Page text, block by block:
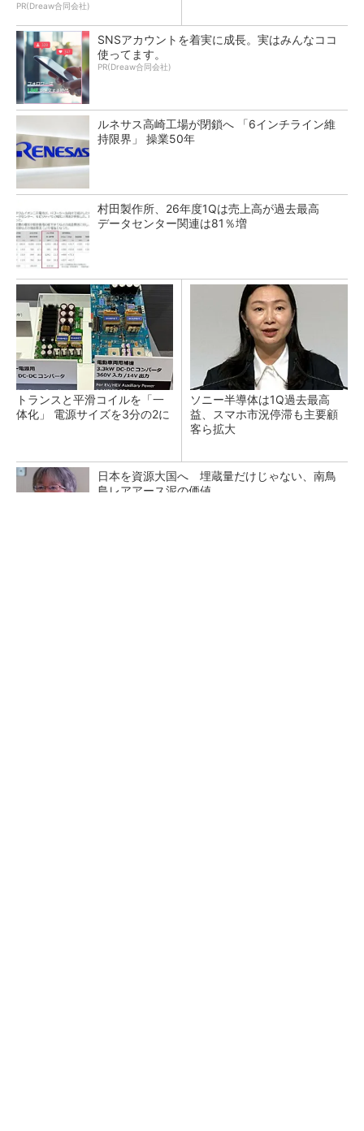
PR(Dreaw合同会社)
SNSアカウントを着実に成長。実はみんなココ
使ってます。
PR(Dreaw合同会社)
ルネサス高崎工場が閉鎖へ 「6インチライン維
持限界」 操業50年
村田製作所、26年度1Qは売上高が過去最高
データセンター関連は81％増
トランスと平滑コイルを「一
体化」 電源サイズを3分の2に
ソニー半導体は1Q過去最高
益、スマホ市況停滞も主要顧
客ら拡大
日本を資源大国へ 埋蔵量だけじゃない、南鳥
島レアアース泥の価値